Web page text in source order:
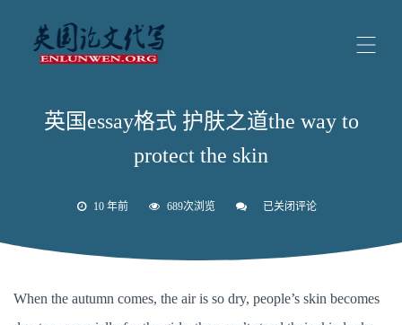
英国essay格式 护肤之道the way to
protect the skin
10 年前 689次浏览
英
肤
已关闭评论
When the autumn comes, the air is so dry, people’s skin becomes